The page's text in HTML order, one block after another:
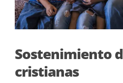
Sostenimiento
cristianas